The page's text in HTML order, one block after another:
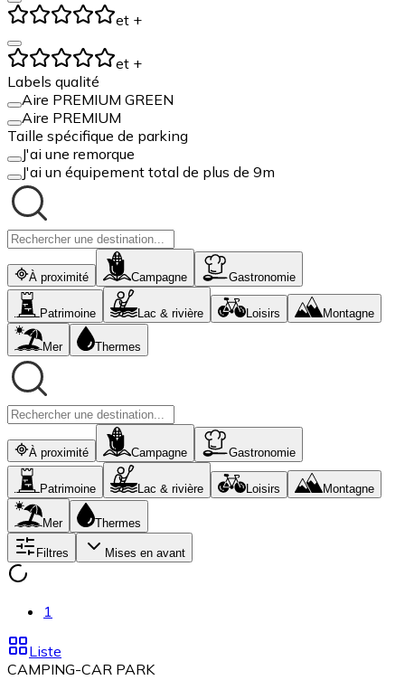
et +
et +
Labels qualité
Aire PREMIUM GREEN
Aire PREMIUM
Taille spécifique de parking
J'ai une remorque
J'ai un équipement total de plus de 9m
À proximité Campagne Gastronomie
Patrimoine Lac & rivière Loisirs Montagne
Mer Thermes
À proximité Campagne Gastronomie
Patrimoine Lac & rivière Loisirs Montagne
Mer Thermes
Filtres Mises en avant
1
Liste
CAMPING-CAR PARK